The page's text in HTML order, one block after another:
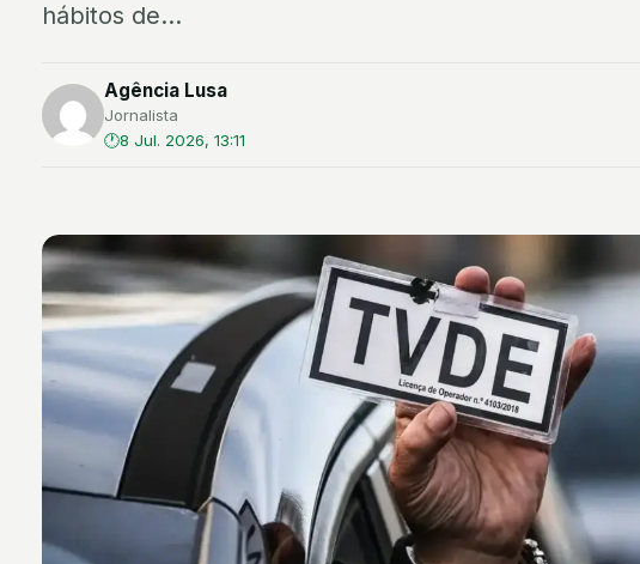
hábitos de...
Agência Lusa
Jornalista
8 Jul. 2026, 13:11